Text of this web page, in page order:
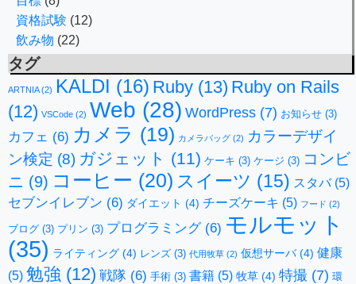
資格試験 (12)
飲み物 (22)
タグ
ARTNIA(2) KALDI (16) Ruby (13) Ruby on Rails
(12) VSCode (2) Web (28) WordPress (7) お知らせ (3)
カフェ (6) カメラ (19) カメラバッグ (2) カラーデザイ
ン検定 (8) ガジェット (11) ケーキ (3) ケージ (3) コンビ
ニ (9) コーヒー (20) スイーツ (15) スタバ(5)
セブンイレブン (6) ダイエット (4) チーズケーキ (5) フード (2)
ブログ (3) プリン (3) プログラミング(6) モルモット
(35) ライティング (4) レンズ (3) 代用牧草 (2) 仮想サーバ(4) 健康
(5) 勉強 (12) 戦隊 (6) 手術 (3) 書籍 (5) 牧草 (4) 特撮 (7) 環